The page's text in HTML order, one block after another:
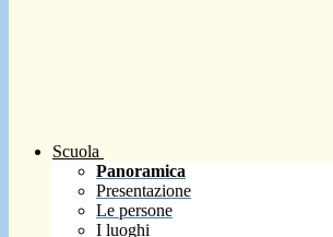
Scuola
Panoramica
Presentazione
Le persone
I luoghi